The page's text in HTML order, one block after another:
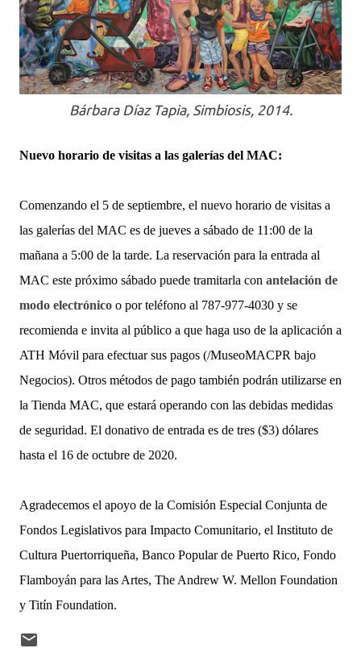
Bárbara Díaz Tapia, Simbiosis, 2014.
Nuevo horario de visitas a las galerías del MAC:
Comenzando el 5 de septiembre, el nuevo horario de visitas a
las galerías del MAC es de jueves a sábado de 11:00 de la
mañana a 5:00 de la tarde. La reservación para la entrada al
MAC este próximo sábado puede tramitarla con antelación de
modo electrónico o por teléfono al 787-977-4030 y se
recomienda e invita al público a que haga uso de la aplicación a
ATH Móvil para efectuar sus pagos (/MuseoMACPR bajo
Negocios). Otros métodos de pago también podrán utilizarse en
la Tienda MAC, que estará operando con las debidas medidas
de seguridad. El donativo de entrada es de tres ($3) dólares
hasta el 16 de octubre de 2020.
Agradecemos el apoyo de la Comisión Especial Conjunta de
Fondos Legislativos para Impacto Comunitario, el Instituto de
Cultura Puertorriqueña, Banco Popular de Puerto Rico, Fondo
Flamboyán para las Artes, The Andrew W. Mellon Foundation
y Titín Foundation.